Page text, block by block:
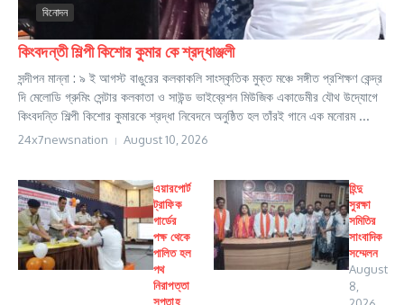
বিনোদন
কিংবদন্তী শিল্পী কিশোর কুমার কে শ্রদ্ধাঞ্জলী
সন্দীপন মান্না : ৯ ই আগস্ট বাঙুরের কলকাকলি সাংস্কৃতিক মুক্ত মঞ্চে সঙ্গীত প্রশিক্ষণ কেন্দ্র
দি মেলোডি গ্রুমিং সেন্টার কলকাতা ও সাউন্ড ভাইব্রেশন মিউজিক একাডেমীর যৌথ উদ্যোগে
কিংবদন্তি শিল্পী কিশোর কুমারকে শ্রদ্ধা নিবেদনে অনুষ্ঠিত হল তাঁরই গানে এক মনোরম ...
24x7newsnation August 10, 2026
এয়ারপোর্ট
ট্রাফিক
গার্ডের
পক্ষ থেকে
পালিত হল
পথ
নিরাপত্তা
সপ্তাহ
হিন্দু
সুরক্ষা
সমিতির
সাংবাদিক
সম্মেলন
August
8,